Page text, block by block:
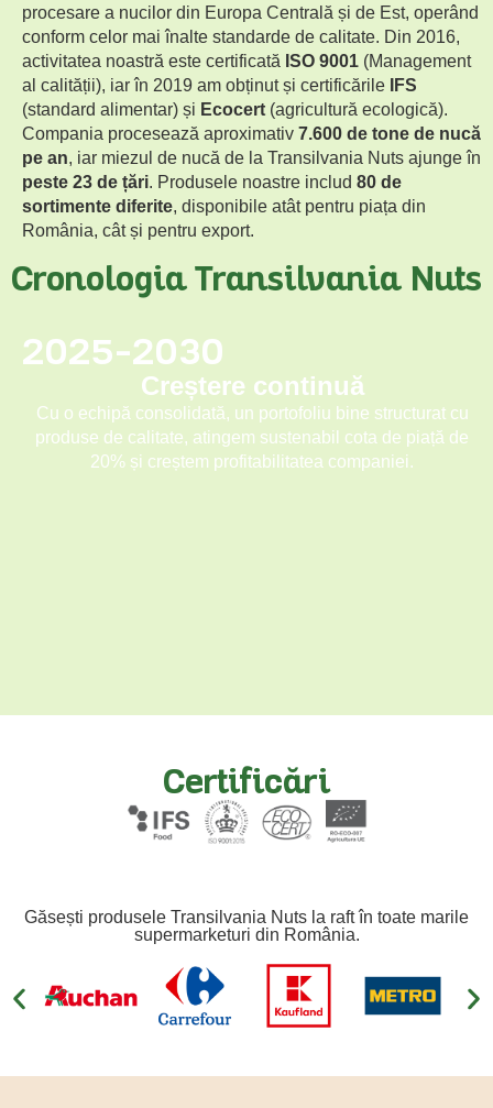
procesare a nucilor din Europa Centrală și de Est, operând
conform celor mai înalte standarde de calitate. Din 2016,
activitatea noastră este certificată ISO 9001 (Management
al calității), iar în 2019 am obținut și certificările
IFS
(standard alimentar) și Ecocert (agricultură ecologică).
Compania procesează aproximativ 7.600 de tone de nucă
pe an, iar miezul de nucă de la Transilvania Nuts ajunge în
peste 23 de țări. Produsele noastre includ 80 de
sortimente diferite, disponibile atât pentru piața din
România, cât și pentru export.
Cronologia Transilvania Nuts
2025-2030
Creștere continuă
Cu o echipă consolidată, un portofoliu bine structurat cu
produse de calitate, atingem sustenabil cota de piață de
20% și creștem profitabilitatea companiei.
Certificări
Găsești produsele Transilvania Nuts la raft în toate marile
supermarketuri din România.